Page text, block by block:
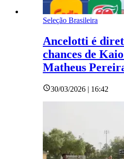
Seleção Brasileira
Ancelotti é
chances de
Matheus
30/03/2026 | 16:42